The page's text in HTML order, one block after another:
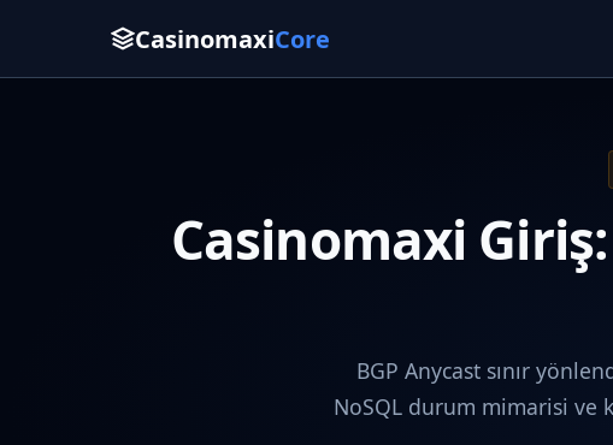
CasinomaxiCore
Casinomaxi
BGP Anycast sınır
NoSQL durum mimarisi ve